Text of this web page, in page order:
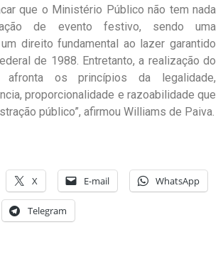
que o Ministério Público não tem nada
de evento festivo, sendo uma
direito fundamental ao lazer garantido
de 1988. Entretanto, a realização do
afronta os princípios da legalidade,
proporcionalidade e razoabilidade que
público”, afirmou Williams de Paiva.
X E-mail WhatsApp
Telegram